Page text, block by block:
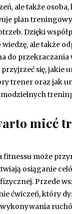
ale także
plan
Dzięki
ale także
do przekraczania
się, jakie
trener oraz jak
mieć
fitnessu może
osiąganie
Przede
ćwiczeń, który
wykonywania